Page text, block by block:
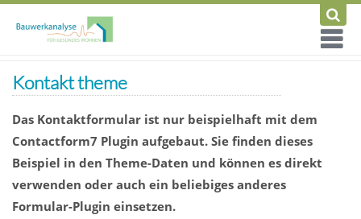
Kontakt theme
Das Kontaktformular ist nur beispielhaft mit dem
Contactform7 Plugin aufgebaut. Sie finden dieses
Beispiel in den Theme-Daten und können es direkt
verwenden oder auch ein beliebiges anderes
Formular-Plugin einsetzen.